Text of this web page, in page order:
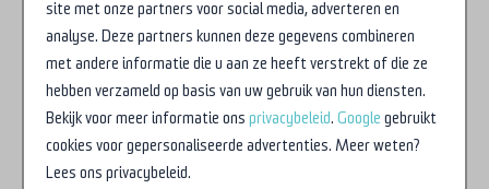
01 02
03 04 05 06 07 08 09
10 11 12 13 14 15 16
site met onze partners voor social media, adverteren en
analyse. Deze partners kunnen deze gegevens combineren
met andere informatie die u aan ze heeft verstrekt of die ze
hebben verzameld op basis van uw gebruik van hun diensten.
Bekijk voor meer informatie onsprivacybeleid.Google gebruikt
cookies voor gepersonaliseerde advertenties. Meer weten?
Lees ons privacybeleid.